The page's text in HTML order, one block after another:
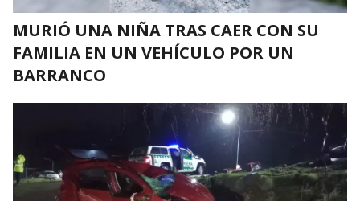
MURIÓ UNA NIÑA TRAS CAER CON SU
FAMILIA EN UN VEHÍCULO POR UN
BARRANCO